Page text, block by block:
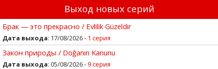
Выход новых серий
Брак — это прекрасно / Evlilik Güzeldir
Дата выхода: 17/08/2026 - 1 серия
Закон природы / Doğanın Kanunu
Дата выхода: 05/08/2026 -9 серия